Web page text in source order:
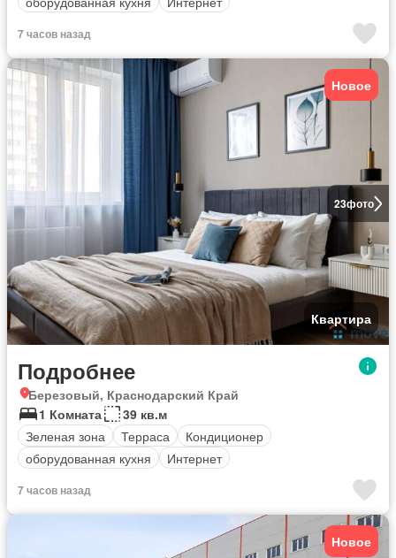
7 часов назад
23фото
Новое
Квартира
Подробнее
Березовый, Краснодарский Край
1 Комната
39 кв.м
Зеленая зона
Терраса
Кондиционер
оборудованная кухня
Интернет
7 часов назад
Новое